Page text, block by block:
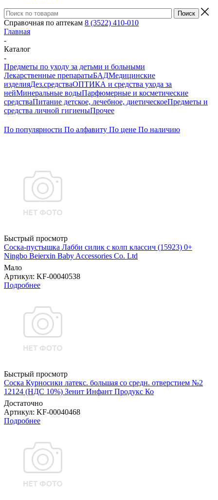
Справочная по аптекам 8 (3522) 410-010
Главная
-
Каталог
-
Предметы по уходу за детьми и больными
Лекарственные препаратыБАДМедицинские
изделияДез.средстваОПТИКА и средства ухода за
нейМинеральные водыПарфюмерные и косметические
средстваПитание детское, лечебное, диетическоеПредметы и
средства личной гигиеныПрочее
По популярности По алфавиту По цене По наличию
Быстрый просмотр
Соска-пустышка Лабби силик с колп классич (15923) 0+
Ningbo Beierxin Baby Accessories Co. Ltd
Мало
Артикул: KF-00040538
Подробнее
Быстрый просмотр
Соска Курносики латекс. большая со средн. отверстием №2
12124 (НДС 10%) Зенит Инфант Продукс Ко
Достаточно
Артикул: KF-00040468
Подробнее